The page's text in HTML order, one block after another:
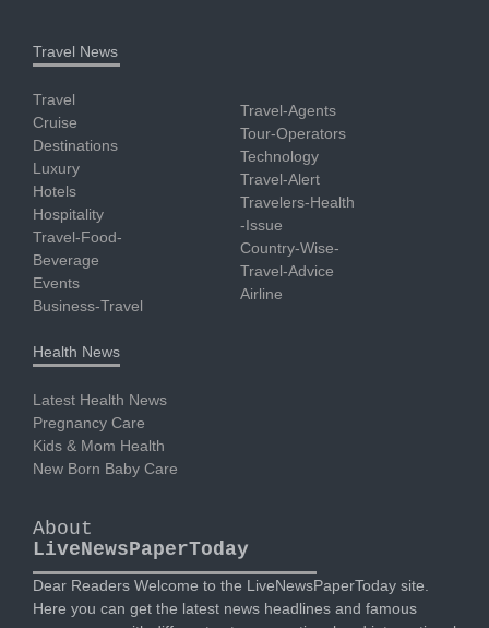
Travel News
Travel
Cruise
Destinations
Luxury
Hotels
Hospitality
Travel-Food-
Beverage
Events
Business-Travel
Travel-Agents
Tour-Operators
Technology
Travel-Alert
Travelers-Health
-Issue
Country-Wise-
Travel-Advice
Airline
Health News
Latest Health News
Pregnancy Care
Kids & Mom Health
New Born Baby Care
About
LiveNewsPaperToday
Dear Readers Welcome to the LiveNewsPaperToday site.
Here you can get the latest news headlines and famous